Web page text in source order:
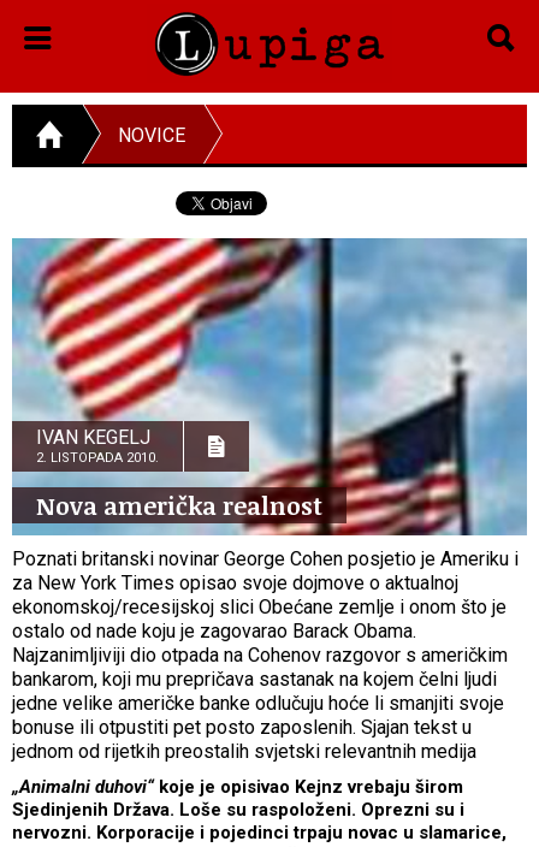
NOVICE
IVAN KEGELJ
2. LISTOPADA 2010.
Nova američka realnost
Poznati britanski novinar George Cohen posjetio je Ameriku i
za New York Times opisao svoje dojmove o aktualnoj
ekonomskoj/recesijskoj slici Obećane zemlje i onom što je
ostalo od nade koju je zagovarao Barack Obama.
Najzanimljiviji dio otpada na Cohenov razgovor s američkim
bankarom, koji mu prepričava sastanak na kojem čelni ljudi
jedne velike američke banke odlučuju hoće li smanjiti svoje
bonuse ili otpustiti pet posto zaposlenih. Sjajan tekst u
jednom od rijetkih preostalih svjetski relevantnih medija
„Animalni duhovi“koje je opisivao Kejnz vrebaju širom
Sjedinjenih Država. Loše su raspoloženi. Oprezni su i
nervozni. Korporacije i pojedinci trpaju novac u slamarice,